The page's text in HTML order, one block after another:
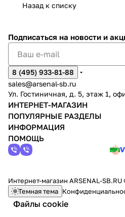
Назад к списку
Файлы cookie
Подписаться на новости и
8 (495) 933-81-88
sales@arsenal-sb.ru
Ул. Гостиничная, д. 5, этаж 1,
ИНТЕРНЕТ-МАГАЗИН
ПОПУЛЯРНЫЕ РАЗДЕЛЫ
ИНФОРМАЦИЯ
ПОМОЩЬ
Интернет-магазин ARSENAL-
Темная тема